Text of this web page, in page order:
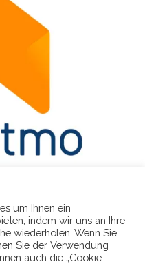
um Ihnen ein
indem wir uns an Ihre
wiederholen. Wenn Sie
Sie der Verwendung
auch die „Cookie-